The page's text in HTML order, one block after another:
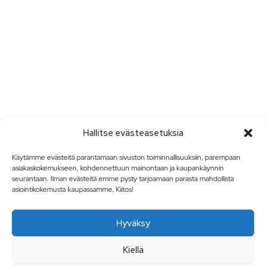
Hallitse evästeasetuksia
Käytämme evästeitä parantamaan sivuston toiminnallisuuksiin, parempaan
asiakaskokemukseen, kohdennettuun mainontaan ja kaupankäynnin
seurantaan. Ilman evästeitä emme pysty tarjoamaan parasta mahdollista
asiointikokemusta kaupassamme. Kiitos!
Hyväksy
Kiellä